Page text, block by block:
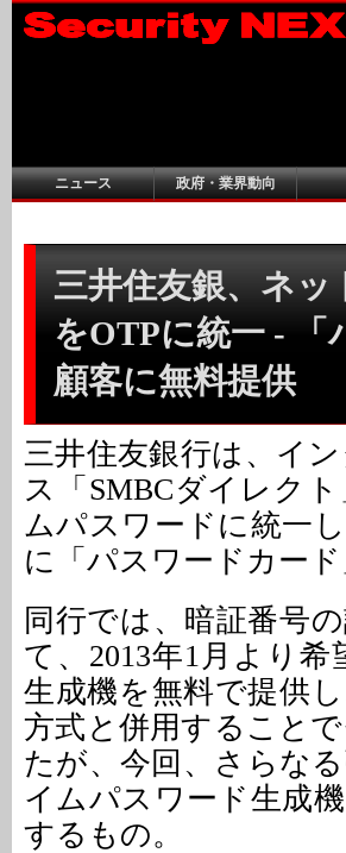
ニュース 政府・業界動向
三井住友銀、ネ
をOTPに統一 -
顧客に無料提供
三井住友銀行は、イ
ス「SMBCダイレク
ムパスワードに統一
に「パスワードカー
同行では、暗証番号
て、2013年1月より
生成機を無料で提供
方式と併用すること
たが、今回、さらな
イムパスワード生成
するもの。